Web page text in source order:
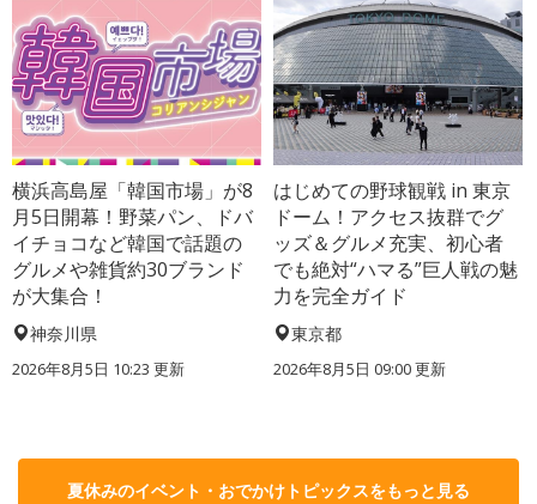
横浜高島屋「韓国市場」が8
月5日開幕！野菜パン、ドバ
イチョコなど韓国で話題の
グルメや雑貨約30ブランド
が大集合！
神奈川県
2026年8月5日 10:23 更新
はじめての野球観戦 in 東京
ドーム！アクセス抜群でグ
ッズ＆グルメ充実、初心者
でも絶対“ハマる”巨人戦の魅
力を完全ガイド
東京都
2026年8月5日 09:00更新
夏休みのイベント・おでかけトピックスをもっと見る